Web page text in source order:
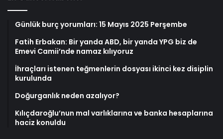
Günlük burç yorumları: 15 Mayıs 2025 Perşembe
Fatih Erbakan: Bir yanda ABD, bir yanda YPG biz de
Emevi Camii’nde namaz kılıyoruz
İhraçları istenen teğmenlerin dosyası ikinci kez disiplin
kurulunda
Doğurganlık neden azalıyor?
Kılıçdaroğlu’nun mal varlıklarına ve banka hesaplarına
haciz konuldu